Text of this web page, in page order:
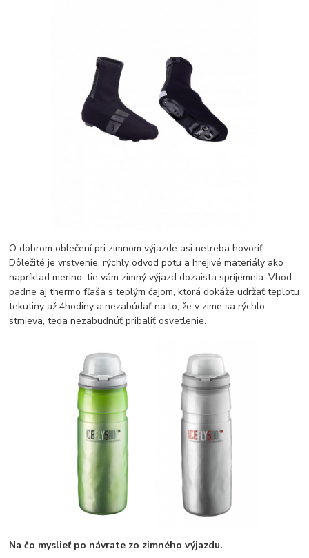
O dobrom oblečení pri zimnom výjazde asi netreba hovoriť.
Dôležité je vrstvenie, rýchly odvod potu a hrejivé materiály ako
napríklad merino, tie vám zimný výjazd dozaista spríjemnia. Vhod
padne aj thermo fľaša s teplým čajom, ktorá dokáže udržať teplotu
tekutiny až 4hodiny a nezabúdať na to, že v zime sa rýchlo
stmieva, teda nezabudnúť pribaliť osvetlenie.
Na čo myslieť po návrate zo zimného výjazdu.